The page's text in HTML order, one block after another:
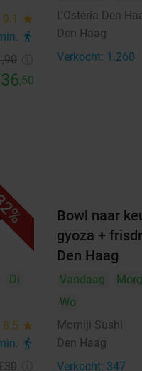
9.1 star
directions_walk
,90
,50
L'Osteria Den
Den Haag
Verkocht: 1.260
Di
8.5 star
directions_walk
Bowl naar
gyoza +
Den Haag
Vandaag
Wo
Momiji Sushi
Den Haag
Verkocht: 347